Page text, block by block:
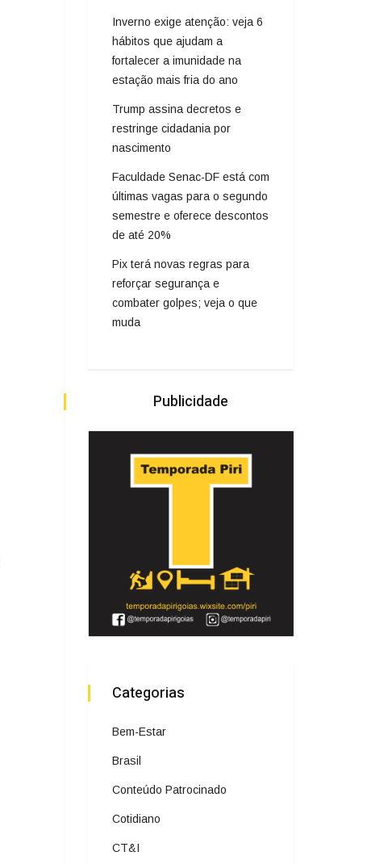
Inverno exige atenção: veja 6
hábitos que ajudam a
fortalecer a imunidade na
estação mais fria do ano
Trump assina decretos e
restringe cidadania por
nascimento
Faculdade Senac-DF está com
últimas vagas para o segundo
semestre e oferece descontos
de até 20%
Pix terá novas regras para
reforçar segurança e
combater golpes; veja o que
muda
Publicidade
Categorias
Bem-Estar
Brasil
Conteúdo Patrocinado
Cotidiano
CT&I